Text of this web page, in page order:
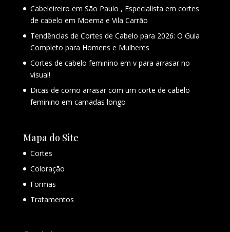
Cabeleireiro em São Paulo , Especialista em cortes
de cabelo em Moema e Vila Carrão
Tendências de Cortes de Cabelo para 2026: O Guia
Completo para Homens e Mulheres
Cortes de cabelo feminino em v para arrasar no
visual!
Dicas de como arrasar com um corte de cabelo
feminino em camadas longo
Mapa do Site
Cortes
Coloração
Formas
Tratamentos